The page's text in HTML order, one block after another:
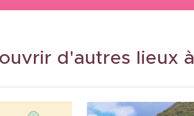
d'autres lieux à